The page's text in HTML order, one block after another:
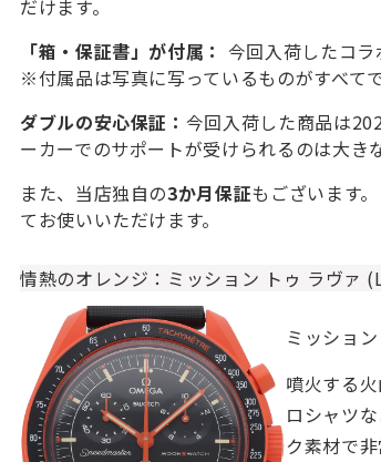
だけます。
「箱・保証書」が付属： 今回入荷したコラ
※付属品は写真に写っているものがすべてで
ダブルの安心保証： 今回入荷した商品は
ーカーでのサポートが受けられるのは大き
また、当店独自の3か月保証もございます
てお使いいただけます。
情熱のオレンジ：ミッション トゥ ラヴァ
ミッショ
噴火する
ロシャツ
ク素材で